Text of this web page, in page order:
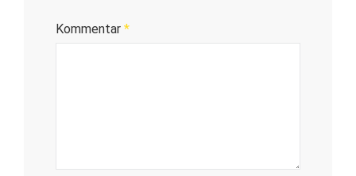
Kommentar *